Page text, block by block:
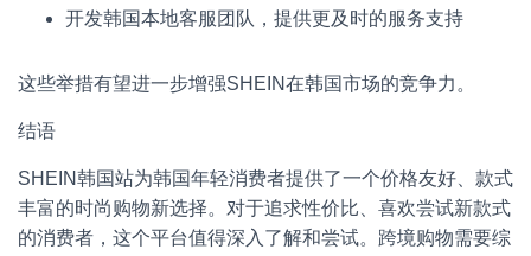
开发韩国本地客服团队，提供更及时的服务支持
这些举措有望进一步增强SHEIN在韩国市场的竞争力。
结语
SHEIN韩国站为韩国年轻消费者提供了一个价格友好、款式
丰富的时尚购物新选择。对于追求性价比、喜欢尝试新款式
的消费者，这个平台值得深入了解和尝试。跨境购物需要综